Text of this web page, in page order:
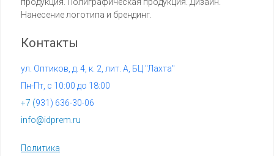
Нанесение логотипа и брендинг.
info@idprem.ru
Контакты
Политика
+7 (931) 636-30-06
ул. Оптиков, д. 4, к. 2, лит. А, БЦ "Лахта"
Пн-Пт, с 10:00 до 18:00